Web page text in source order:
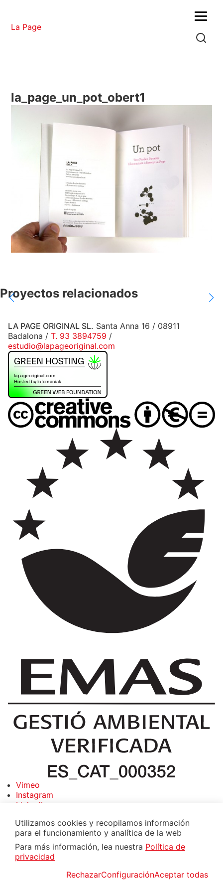
La Page
Menu
la_page_un_pot_obert1
Proyectos relacionados
LA PAGE ORIGINAL SL. Santa Anna 16 / 08911
Badalona / T. 93 3894759 /
estudio@lapageoriginal.com
Vimeo
Instagram
Linkedin
Utilizamos cookies y recopilamos información
para el funcionamiento y analítica de la web
Para más información, lea nuestra Política de
privacidad
RechazarConfiguraciónAceptar todas